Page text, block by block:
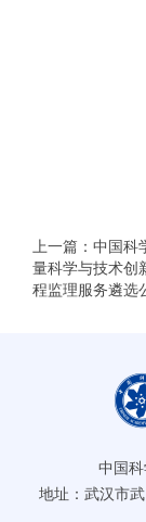
上一篇：中国科
量科学与技术创
程监理服务遴选
中国
地址：武汉市